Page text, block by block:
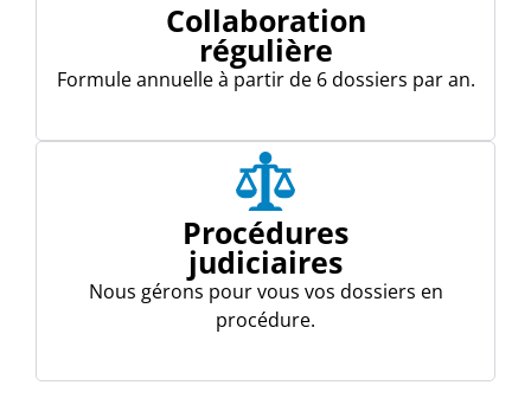
Collaboration
régulière
Formule annuelle à partir de 6 dossiers par an.
Procédures
judiciaires
Nous gérons pour vous vos dossiers en
procédure.